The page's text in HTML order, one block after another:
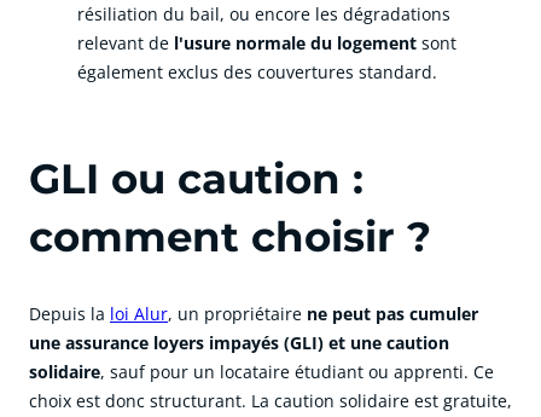
résiliation du bail, ou encore les dégradations
relevant de l'usure normale du logement sont
également exclus des couvertures standard.
GLI ou caution :
comment choisir ?
Depuis la loi Alur, un propriétaire ne peut pas cumuler
une assurance loyers impayés (GLI) et une caution
solidaire, sauf pour un locataire étudiant ou apprenti. Ce
choix est donc structurant. La caution solidaire est gratuite,